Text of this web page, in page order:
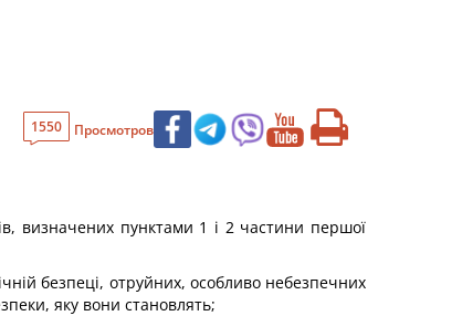
1550 Просмотров
визначених пунктами 1 і 2 частини першої
безпеці, отруйних, особливо небезпечних
яку вони становлять;